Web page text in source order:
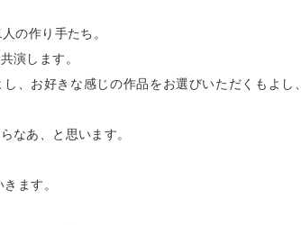
の作り手たち。
演します。
、お好きな感じの作品をお選びいただくもよし、
なあ、と思います。
ます。